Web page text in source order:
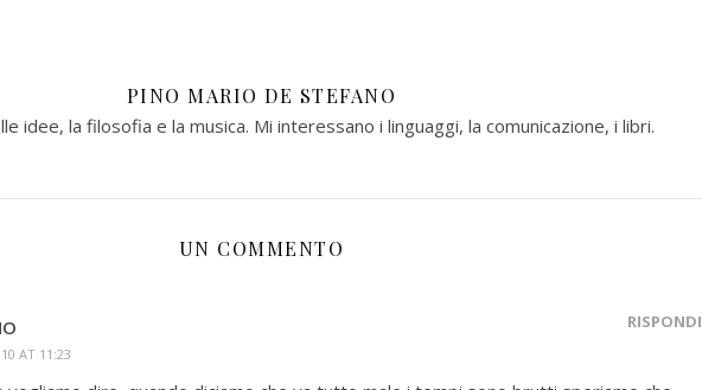
PINO MARIO DE STEFANO
idee, la filosofia e la musica. Mi interessano i linguaggi, la comunicazione, i libri.
UN COMMENTO
AT 11:23
RISPONDI